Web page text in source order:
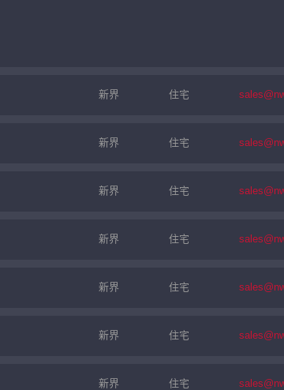
新界 住宅
新界 住宅
新界 住宅
新界 住宅
新界 住宅
新界 住宅
新界 住宅